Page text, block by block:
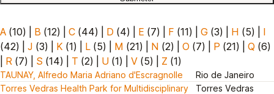
A (10) B (12) C (44) D (4) E (7) F (11) G (3) H (5)
I
(42)
J (3) K (1) L (5) M (21) N (2) O (7) P (21) Q (6)
R (7) S (14) T (2) U (1) V (5) Z (1)
TAUNAY, Alfredo Maria Adriano d'Escragnolle
Rio de Janeiro
Torres Vedras Health Park for Multidisciplinary
Torres Vedras